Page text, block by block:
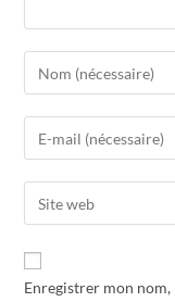
Enregistrer mon